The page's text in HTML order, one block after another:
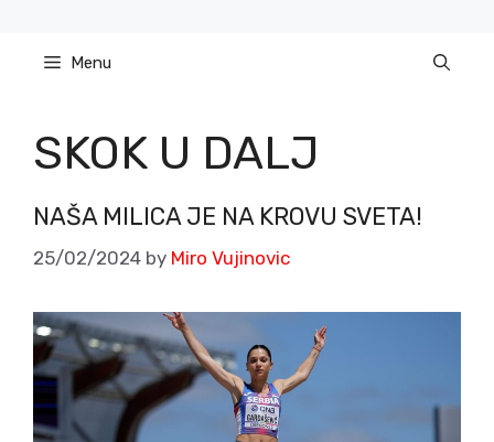
content Menu
SKOK U DALJ
NAŠA MILICA JE NA KROVU SVETA!
25/02/2024 by Miro Vujinovic